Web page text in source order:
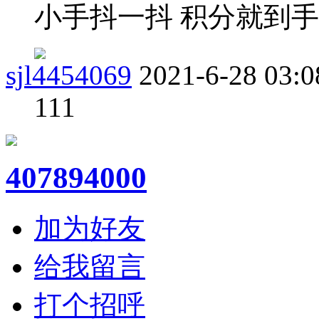
小手抖一抖 积分就到手
sjl4454069 2021-6-28
111
407894000
加为好友
给我留言
打个招呼